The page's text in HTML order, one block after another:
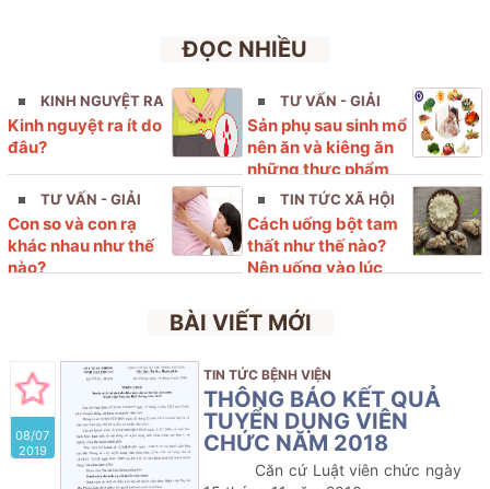
ĐỌC NHIỀU
KINH NGUYỆT RA
ÍT
Kinh nguyệt ra ít do
đâu?
TƯ VẤN - GIẢI
ĐÁP
Sản phụ sau sinh mổ
nên ăn và kiêng ăn
những thực phẩm
nào?
TƯ VẤN - GIẢI
ĐÁP
Con so và con rạ
khác nhau như thế
nào?
TIN TỨC XÃ HỘI
Cách uống bột tam
thất như thế nào?
Nên uống vào lúc
BÀI VIẾT MỚI
08/07
2019
TIN TỨC BỆNH VIỆN
THÔNG BÁO KẾT QUẢ
TUYỂN DỤNG VIÊN
CHỨC NĂM 2018
Căn cứ Luật viên chức ngày